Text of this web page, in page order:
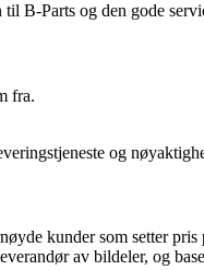
B-Parts og den gode
fra.
og
kunder som setter
av bildeler, og